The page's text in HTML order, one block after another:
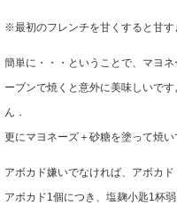
※最初のフレンチを甘くすると甘
簡単に・・・ということで、マヨ
ーブンで焼くと意外に美味しいで
ん．
更にマヨネーズ＋砂糖を塗って焼い
アボカド嫌いでなければ、アボカド
アボカド1個につき、塩麹小匙1杯